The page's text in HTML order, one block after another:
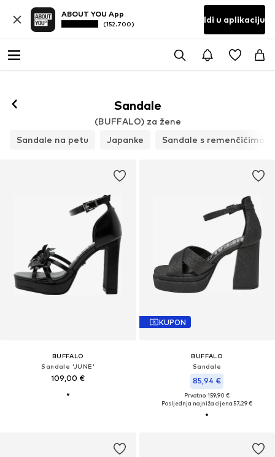
ABOUT YOU App
(152.700) Idi u aplikaciju
Sandale
(BUFFALO) za žene
Sandale na petu
Japanke Sandale s remenčićima
BUFFALO
Sandale 'JUNE'
109,00 €
KUPON
BUFFALO
Sandale
85,94 €
Prvotno: 159,90 €
Posljednja najniža cijena:57,29 €